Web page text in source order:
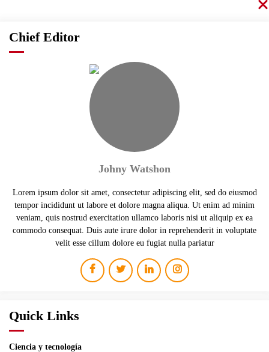
Chief Editor
Johny Watshon
Lorem ipsum dolor sit amet, consectetur adipiscing elit, sed do eiusmod
tempor incididunt ut labore et dolore magna aliqua. Ut enim ad minim
veniam, quis nostrud exercitation ullamco laboris nisi ut aliquip ex ea
commodo consequat. Duis aute irure dolor in reprehenderit in voluptate
velit esse cillum dolore eu fugiat nulla pariatur
Quick Links
Ciencia y tecnología